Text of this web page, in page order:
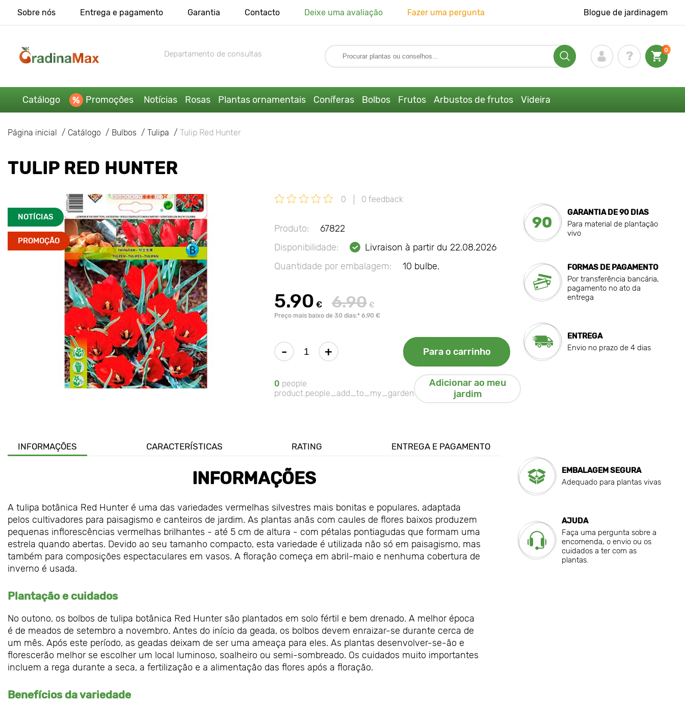
Sobre nós Entrega e pagamento Garantia Contacto Deixe uma avaliação Fazer uma pergunta Blogue de jardinagem
Departamento de consultas 0
Catálogo Promoções Notícias Rosas Plantas ornamentais Coníferas Bolbos Frutos Arbustos de frutos Videira
Página inicial Catálogo Bulbos Tulipa Tulip Red Hunter
TULIP RED HUNTER
NOTÍCIAS
PROMOÇÃO
0 0 feedback
Produto:
67822
Disponibilidade:
Livraison à partir du 22.08.2026
Quantidade por embalagem:
10 bulbe.
5.90 € 6.90 €
Preço mais baixo de 30 dias:* 6.90 €
- + Para o carrinho
0 people
product.people_add_to_my_garden
Adicionar ao meu
jardim
90
GARANTIA DE 90 DIAS
Para material de plantação
vivo
FORMAS DE PAGAMENTO
Por transferência bancária,
pagamento no ato da
entrega
ENTREGA
Envio no prazo de 4 dias
INFORMAÇÕES CARACTERÍSTICAS RATING ENTREGA E PAGAMENTO
INFORMAÇÕES
A tulipa botânica Red Hunter é uma das variedades vermelhas silvestres mais bonitas e populares, adaptada
pelos cultivadores para paisagismo e canteiros de jardim. As plantas anãs com caules de flores baixos produzem
pequenas inflorescências vermelhas brilhantes - até 5 cm de altura - com pétalas pontiagudas que formam uma
estrela quando abertas. Devido ao seu tamanho compacto, esta variedade é utilizada não só em paisagismo, mas
também para composições espectaculares em vasos. A floração começa em abril-maio e nenhuma cobertura de
inverno é usada.
Plantação e cuidados
No outono, os bolbos de tulipa botânica Red Hunter são plantados em solo fértil e bem drenado. A melhor época
é de meados de setembro a novembro. Antes do início da geada, os bolbos devem enraizar-se durante cerca de
um mês. Após este período, as geadas deixam de ser uma ameaça para eles. As plantas desenvolver-se-ão e
florescerão melhor se escolher um local luminoso, soalheiro ou semi-sombreado. Os cuidados muito importantes
incluem a rega durante a seca, a fertilização e a alimentação das flores após a floração.
Benefícios da variedade
EMBALAGEM SEGURA
Adequado para plantas vivas
AJUDA
Faça uma pergunta sobre a
encomenda, o envio ou os
cuidados a ter com as
plantas.